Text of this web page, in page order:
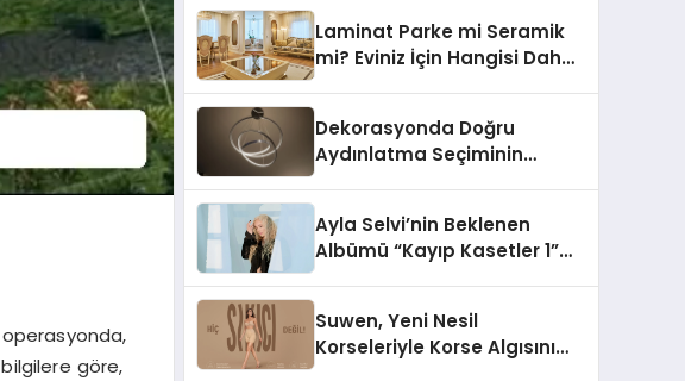
operasyonda,
göre,
Laminat Parke mi Seramik
mi? Eviniz İçin Hangisi Daha
Dekorasyonda Doğru
Aydınlatma Seçiminin
Ayla Selvi’nin Beklenen
Albümü “Kayıp Kasetler 1”
Suwen, Yeni Nesil
Korseleriyle Korse Algısını